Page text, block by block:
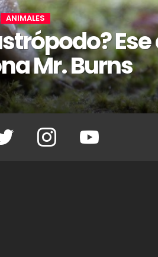
ANIMALES
Mr. Burns
Twitter Instagram Youtube